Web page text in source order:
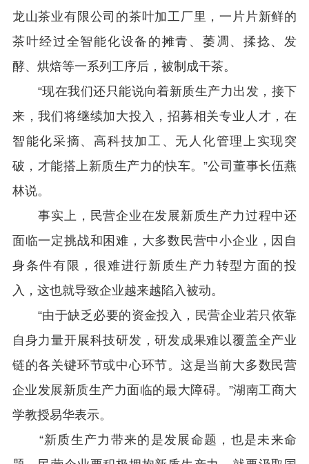
龙山茶业有限公司的茶叶加工厂里，一片片新鲜的
茶叶经过全智能化设备的摊青、萎凋、揉捻、发
酵、烘焙等一系列工序后，被制成干茶。
“现在我们还只能说向着新质生产力出发，接下
来，我们将继续加大投入，招募相关专业人才，在
智能化采摘、高科技加工、无人化管理上实现突
破，才能搭上新质生产力的快车。”公司董事长伍燕
林说。
事实上，民营企业在发展新质生产力过程中还
面临一定挑战和困难，大多数民营中小企业，因自
身条件有限，很难进行新质生产力转型方面的投
入，这也就导致企业越来越陷入被动。
“由于缺乏必要的资金投入，民营企业若只依靠
自身力量开展科技研发，研发成果难以覆盖全产业
链的各关键环节或中心环节。这是当前大多数民营
企业发展新质生产力面临的最大障碍。”湖南工商大
学教授易华表示。
“新质生产力带来的是发展命题，也是未来命